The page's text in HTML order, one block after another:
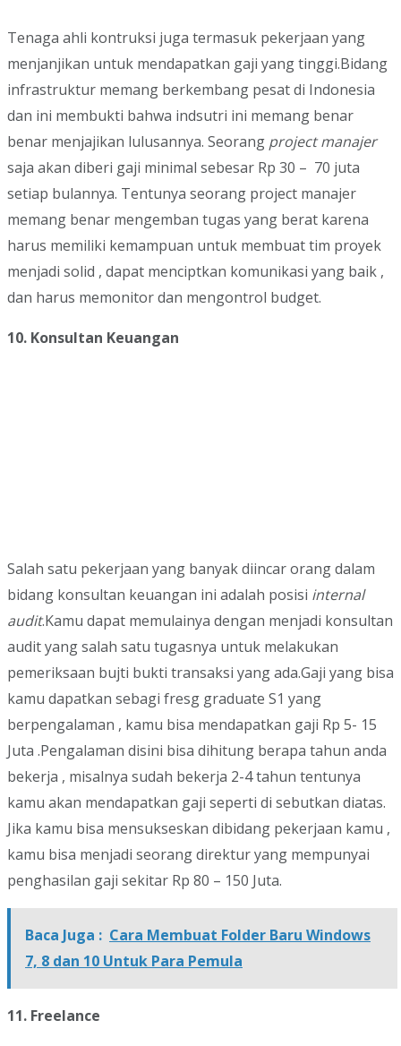
Tenaga ahli kontruksi juga termasuk pekerjaan yang
menjanjikan untuk mendapatkan gaji yang tinggi.Bidang
infrastruktur memang berkembang pesat di Indonesia
dan ini membukti bahwa indsutri ini memang benar
benar menjajikan lulusannya. Seorang project manajer
saja akan diberi gaji minimal sebesar Rp 30 – 70 juta
setiap bulannya. Tentunya seorang project manajer
memang benar mengemban tugas yang berat karena
harus memiliki kemampuan untuk membuat tim proyek
menjadi solid , dapat menciptkan komunikasi yang baik ,
dan harus memonitor dan mengontrol budget.
10. Konsultan Keuangan
Salah satu pekerjaan yang banyak diincar orang dalam
bidang konsultan keuangan ini adalah posisi internal
audit.Kamu dapat memulainya dengan menjadi konsultan
audit yang salah satu tugasnya untuk melakukan
pemeriksaan bujti bukti transaksi yang ada.Gaji yang bisa
kamu dapatkan sebagi fresg graduate S1 yang
berpengalaman , kamu bisa mendapatkan gaji Rp 5- 15
Juta .Pengalaman disini bisa dihitung berapa tahun anda
bekerja , misalnya sudah bekerja 2-4 tahun tentunya
kamu akan mendapatkan gaji seperti di sebutkan diatas.
Jika kamu bisa mensukseskan dibidang pekerjaan kamu ,
kamu bisa menjadi seorang direktur yang mempunyai
penghasilan gaji sekitar Rp 80 – 150 Juta.
Baca Juga : Cara Membuat Folder Baru Windows
7, 8 dan 10 Untuk Para Pemula
11. Freelance